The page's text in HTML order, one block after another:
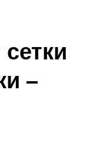
–